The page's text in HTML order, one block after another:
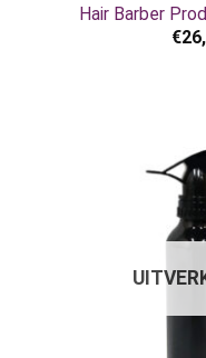
Hair Barber
€